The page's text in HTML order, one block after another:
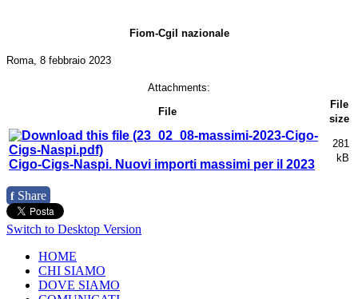
Fiom-Cgil nazionale
Roma, 8 febbraio 2023
Attachments:
File
File
size
Cigo-Cigs-Naspi. Nuovi importi massimi per il 2023
281
kB
f Share
Switch to Desktop Version
HOME
CHI SIAMO
DOVE SIAMO